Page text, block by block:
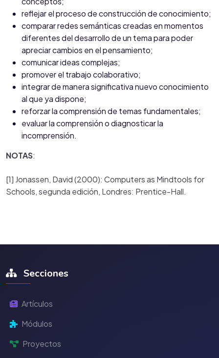
reflejar el proceso de construcción de conocimiento;
comparar redes semánticas creadas en momentos
diferentes del desarrollo de un tema para poder
apreciar cambios en el pensamiento;
comunicar ideas complejas;
promover el trabajo colaborativo;
integrar de manera significativa nuevo conocimiento
al que ya dispone;
reforzar la comprensión de temas fundamentales;
evaluar la comprensión o diagnosticar la
incomprensión.
NOTAS:
[1] Jonassen, David (2000): Computers as Mindtools for
Schools, segunda edición, Londres: Prentice-Hall.
Secciones
Artículos
Módulos
Proyectos